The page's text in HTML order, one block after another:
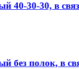
40-30-30, в
без полок, в